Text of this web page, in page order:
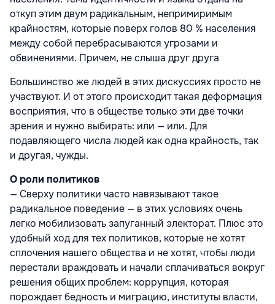
откуп этим двум радикальным, непримиримым
крайностям, которые поверх голов 80 % населения
между собой перебрасываются угрозами и
обвинениями. Причем, не слыша друг друга
Большинство же людей в этих дискуссиях просто не
участвуют. И от этого происходит такая деформация
восприятия, что в обществе только эти две точки
зрения и нужно выбирать: или — или. Для
подавляющего числа людей как одна крайность, так
и другая, чужды.
О роли политиков
— Сверху политики часто навязывают такое
радикальное поведение — в этих условиях очень
легко мобилизовать запуганный электорат. Плюс это
удобный ход для тех политиков, которые не хотят
сплочения нашего общества и не хотят, чтобы люди
перестали враждовать и начали сплачиваться вокруг
решения общих проблем: коррупция, которая
порождает бедность и миграцию, институты власти,